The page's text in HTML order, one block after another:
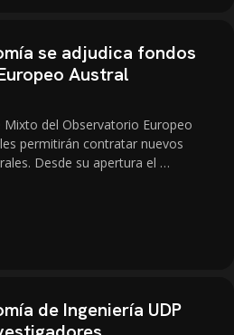
se adjudica fondos
Austral
del Observatorio Europeo
permitirán contratar nuevos
Desde su apertura el …
de Ingeniería UDP